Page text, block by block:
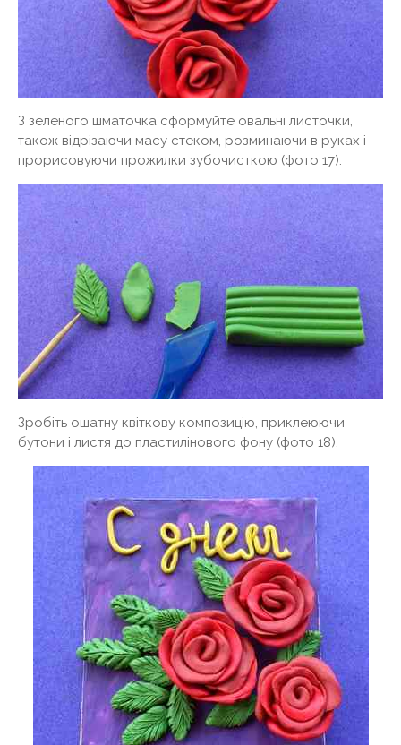
З зеленого шматочка сформуйте овальні листочки,
також відрізаючи масу стеком, розминаючи в руках і
прорисовуючи прожилки зубочисткою (фото 17).
Зробіть ошатну квіткову композицію, приклеюючи
бутони і листя до пластилінового фону (фото 18).